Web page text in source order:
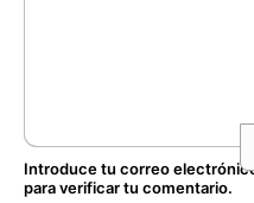
Introduce tu correo
para verificar tu comentario.